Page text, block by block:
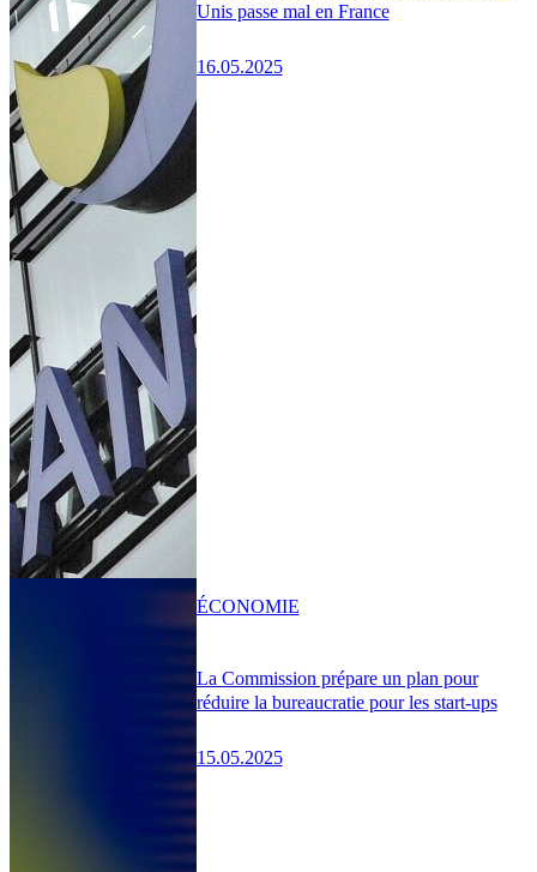
Unis passe mal en France
16.05.2025
La Commission prépare un plan pour
réduire la bureaucratie pour les start-ups
15.05.2025
ÉCONOMIE